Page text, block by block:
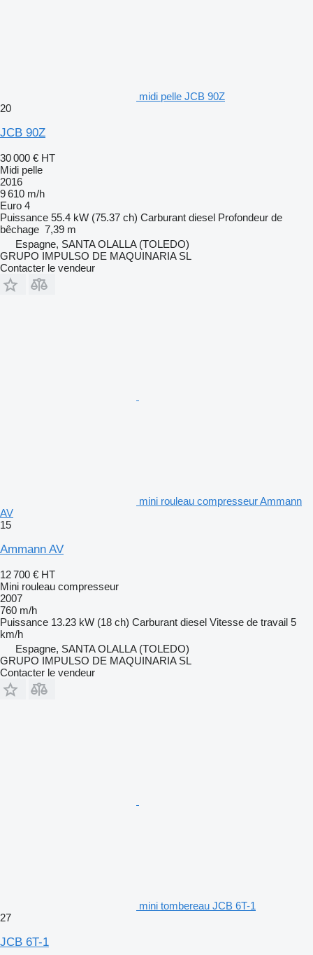
midi pelle JCB 90Z
20
JCB 90Z
30 000 € HT
Midi pelle
2016
9 610 m/h
Euro 4
Puissance 55.4 kW (75.37 ch) Carburant diesel Profondeur de
bêchage 7,39 m
Espagne, SANTA OLALLA (TOLEDO)
GRUPO IMPULSO DE MAQUINARIA SL
Contacter le vendeur
mini rouleau compresseur Ammann
AV
15
Ammann AV
12 700 € HT
Mini rouleau compresseur
2007
760 m/h
Puissance 13.23 kW (18 ch) Carburant diesel Vitesse de travail 5
km/h
Espagne, SANTA OLALLA (TOLEDO)
GRUPO IMPULSO DE MAQUINARIA SL
Contacter le vendeur
mini tombereau JCB 6T-1
27
JCB 6T-1